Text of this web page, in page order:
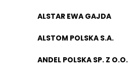
ALSTAR EWA GAJDA
ALSTOM POLSKA S.A.
ANDEL POLSKA SP. Z O.O.